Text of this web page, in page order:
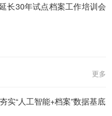
长30年试点档案工作培训会
更多
实“人工智能+档案”数据基底